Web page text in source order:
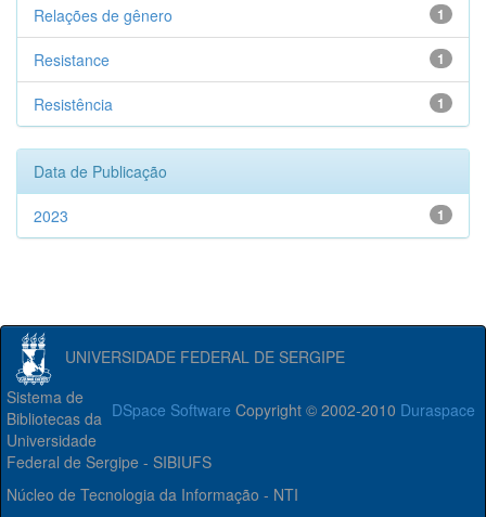
1
Relações de gênero
1
Resistance
1
Resistência
Data de Publicação
1
2023
UNIVERSIDADE FEDERAL DE SERGIPE
DSpace Software Copyright © 2002-2010 Duraspace
Sistema de
Bibliotecas da
Universidade
Federal de Sergipe - SIBIUFS
Núcleo de Tecnologia da Informação - NTI